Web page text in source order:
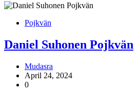
Pojkvän
Daniel Suhonen Pojkvän
Mudasra
April 24, 2024
0